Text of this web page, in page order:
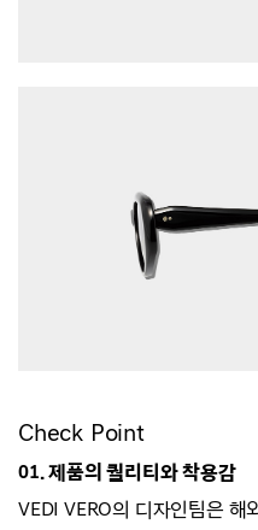
Check Point
01. 제품의 퀄리티와 착용감
VEDI VERO의 디자인팀은 해